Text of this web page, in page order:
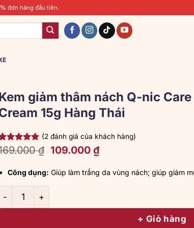
đơn hàng đầu tiên.
giảm thâm nách Q-nic
15g Hàng Thái
trên 5
(2đánh giá của khách hàng)
₫ Giá
là:
169.000 ₫.
109.000 ₫Giá
hiện
tại
là:
Công dụng: Giúp làm trắng da vùng nách; giúp giảm
Kem giảm thâm nách Q-nic Care Whitening
+ Giỏ hàng